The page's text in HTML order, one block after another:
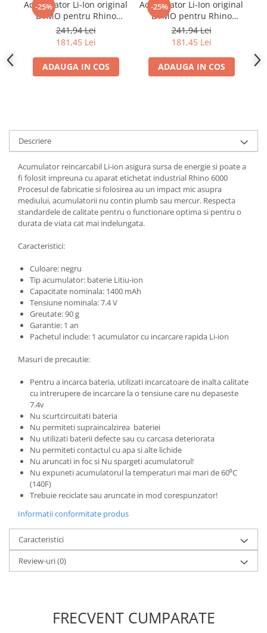
-25%
Acumulator Li-Ion original
DYMO pentru Rhino
4200, Rhino 5200,
LabelManager 260, 360D
si 420P
241,94 Lei
181,45 Lei
ADAUGA IN COS
-25%
Acumulator Li-Ion original
DYMO pentru Rhino
4200, Rhino 5200,
LabelManager 360D,
LabelManager 420P si
LabelPoint 200
241,94 Lei
181,45 Lei
ADAUGA IN COS
Descriere
Acumulator reincarcabil Li-ion asigura sursa de energie si poate a
fi folosit impreuna cu aparat etichetat industrial Rhino 6000
Procesul de fabricatie si folosirea au un impact mic asupra
mediului, acumulatorii nu contin plumb sau mercur. Respecta
standardele de calitate pentru o functionare optima si pentru o
durata de viata cat mai indelungata.
Caracteristici:
Culoare: negru
Tip acumulator: baterie Litiu-ion
Capacitate nominala: 1400 mAh
Tensiune nominala: 7.4 V
Greutate: 90 g
Garantie: 1 an
Pachetul include: 1 acumulator cu incarcare rapida Li-ion
Masuri de precautie:
Pentru a incarca bateria, utilizati incarcatoare de inalta calitate
cu intrerupere de incarcare la o tensiune care nu depaseste
7.4v
Nu scurtcircuitati bateria
Nu permiteti supraincalzirea bateriei
Nu utilizati baterii defecte sau cu carcasa deteriorata
Nu permiteti contactul cu apa si alte lichide
Nu aruncati in foc si Nu spargeti acumulatorul!
Nu expuneti acumulatorul la temperaturi mai mari de 60⁰C
(140F)
Trebuie reciclate sau aruncate in mod corespunzator!
Informatii conformitate produs
Caracteristici
Review-uri(0)
FRECVENT CUMPARATE